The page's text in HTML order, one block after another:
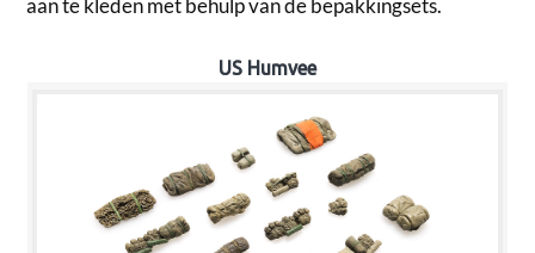
aan te kleden met behulp van de bepakkingsets.
US Humvee